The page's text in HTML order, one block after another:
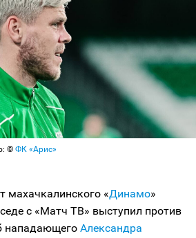
© ФК «Арис»
махачкалинского «Динамо»
с «Матч ТВ» выступил против
нападающего Александра